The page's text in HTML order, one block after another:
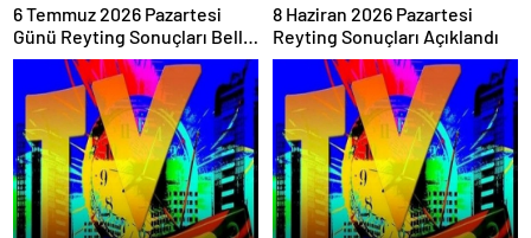
6 Temmuz 2026 Pazartesi
Günü Reyting Sonuçları Belli
Oldu
8 Haziran 2026 Pazartesi
Reyting Sonuçları Açıklandı